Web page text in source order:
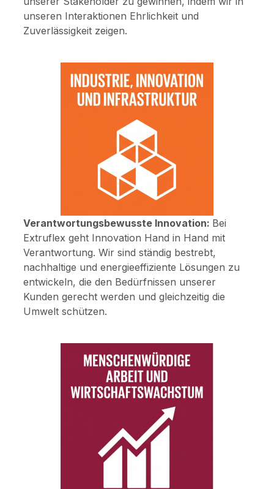
unseren Interaktionen Ehrlichkeit und
Zuverlässigkeit zeigen.
Verantwortungsbewusste Innovation: Bei
Extruflex geht Innovation Hand in Hand mit
Verantwortung. Wir sind ständig bestrebt,
nachhaltige und energieeffiziente Lösungen zu
entwickeln, die den Bedürfnissen unserer
Kunden gerecht werden und gleichzeitig die
Umwelt schützen.